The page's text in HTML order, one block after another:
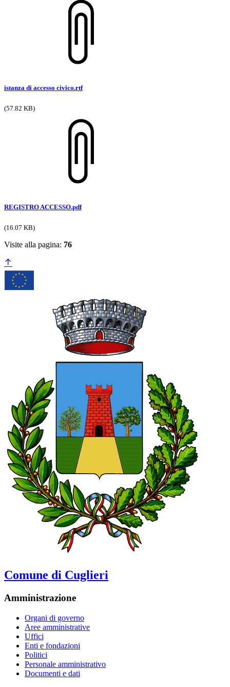
istanza di accesso civico.rtf
(57.82 KB)
REGISTRO ACCESSO.pdf
(16.07 KB)
Visite alla pagina: 76
Comune di Cuglieri
Amministrazione
Organi di governo
Aree amministrative
Uffici
Enti e fondazioni
Politici
Personale amministrativo
Documenti e dati